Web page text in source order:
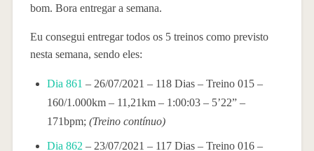
bom. Bora entregar a semana.
Eu consegui entregar todos os 5 treinos como previsto
nesta semana, sendo eles:
Dia 861 – 26/07/2021 – 118 Dias – Treino 015 –
160/1.000km – 11,21km – 1:00:03 – 5’22” –
171bpm; (Treino contínuo)
Dia 862 – 23/07/2021 – 117 Dias – Treino 016 –